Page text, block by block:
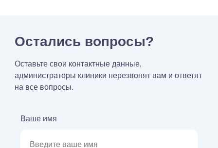
Остались вопросы?
Оставьте свои контактные данные,
администраторы клиники перезвонят вам и ответят
на все вопросы.
Ваше имя